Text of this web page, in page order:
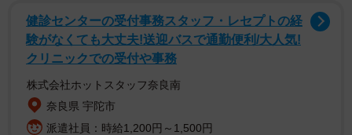
健診センターの受付事務スタッフ・レセプトの経
験がなくても大丈夫!送迎バスで通勤便利/大人気!
クリニックでの受付や事務
株式会社ホットスタッフ奈良南
奈良県 宇陀市
派遣社員：時給1,200円～1,500円